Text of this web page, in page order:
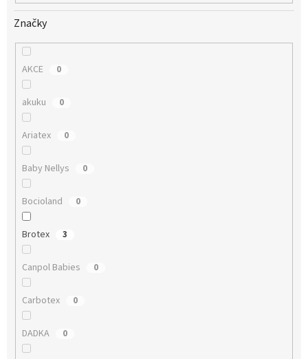
Značky
AKCE 0
akuku 0
Ariatex 0
Baby Nellys 0
Bocioland 0
Brotex 3
Canpol Babies 0
Carbotex 0
DADKA 0